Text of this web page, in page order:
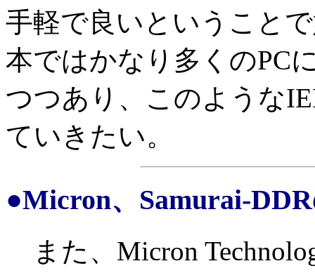
手軽で良いということ
本ではかなり多くのPC
つつあり、このような
ていきたい。
●Micron、Samurai-
また、Micron